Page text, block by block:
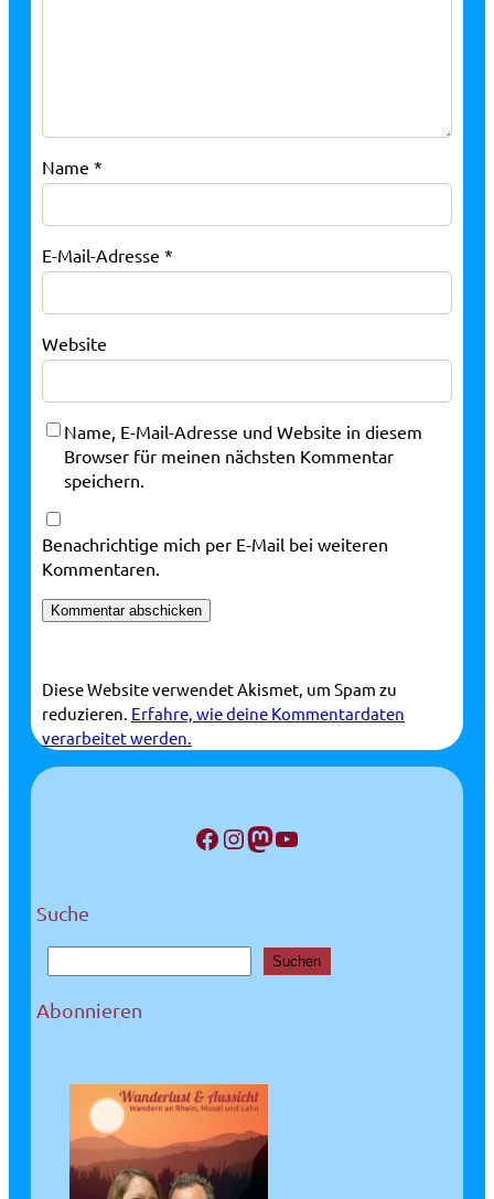
Name *
E-Mail-Adresse *
Website
Name, E-Mail-Adresse und Website in diesem
Browser für meinen nächsten Kommentar
speichern.
Benachrichtige mich per E-Mail bei weiteren
Kommentaren.
Diese Website verwendet Akismet, um Spam zu
reduzieren. Erfahre, wie deine Kommentardaten
verarbeitet werden.
Facebook InstagramMastodon YouTube
Suche
u
c
Suchen
Abonnieren